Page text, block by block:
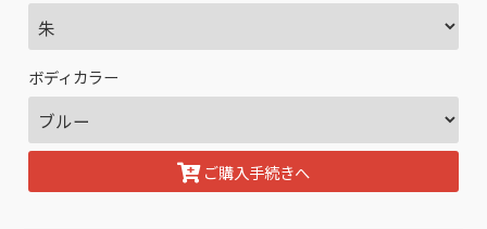
ボディカラー
ご購入手続きへ